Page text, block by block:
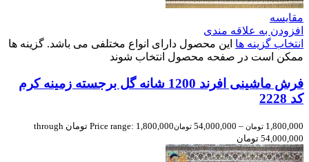
مقایسه
افزودن به علاقه مندی
انتخاب گزینه ها این محصول دارای انواع مختلفی می باشد. گزینه ها
ممکن است در صفحه محصول انتخاب شوند
فرش ماشینی افرند 1200 شانه گل برجسته زمینه کرم
کد 2228
1,800,000 تومان –
54,000,000 تومان
Price range: 1,800,000 تومان through
54,000,000 تومان